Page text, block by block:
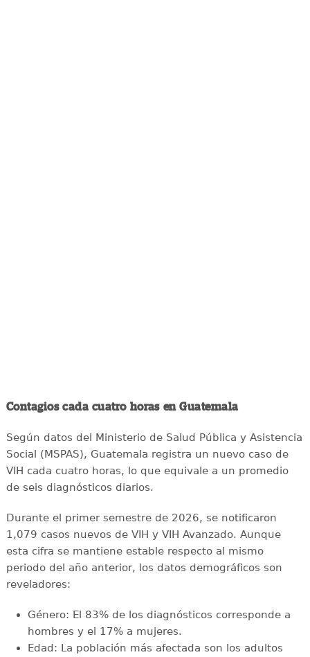
Contagios cada cuatro horas en Guatemala
Según datos del Ministerio de Salud Pública y Asistencia
Social (MSPAS), Guatemala registra un nuevo caso de
VIH cada cuatro horas, lo que equivale a un promedio
de seis diagnósticos diarios.
Durante el primer semestre de 2026, se notificaron
1,079 casos nuevos de VIH y VIH Avanzado. Aunque
esta cifra se mantiene estable respecto al mismo
periodo del año anterior, los datos demográficos son
reveladores:
Género: El 83% de los diagnósticos corresponde a
hombres y el 17% a mujeres.
Edad: La población más afectada son los adultos